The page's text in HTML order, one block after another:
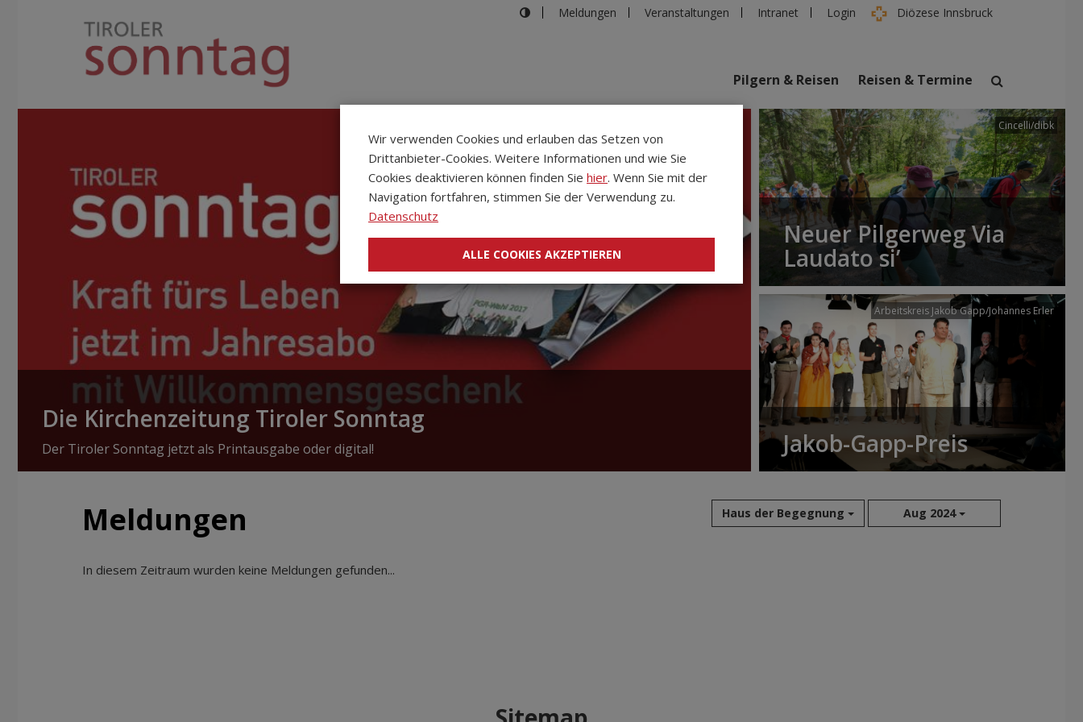
Meldungen Veranstaltungen Intranet Login Diözese Innsbruck
suchen
Veranstaltungen Personen
Pilgern & Reisen Reisen & Termine
Die Kirchenzeitung Tiroler Sonntag
Der Tiroler Sonntag jetzt als Printausgabe oder digital!
Cincelli/dibk
Neuer Pilgerweg Via
Laudato si’
Arbeitskreis Jakob Gapp/Johannes Erler
Jakob-Gapp-Preis
Meldungen Haus der Begegnung Aug 2024
In diesem Zeitraum wurden keine Meldungen gefunden...
Wir verwenden Cookies und erlauben das Setzen von
Drittanbieter-Cookies. Weitere Informationen und wie Sie
Cookies deaktivieren können finden Sie hier. Wenn Sie mit der
Navigation fortfahren, stimmen Sie der Verwendung zu.
Datenschutz
ALLE COOKIES AKZEPTIEREN